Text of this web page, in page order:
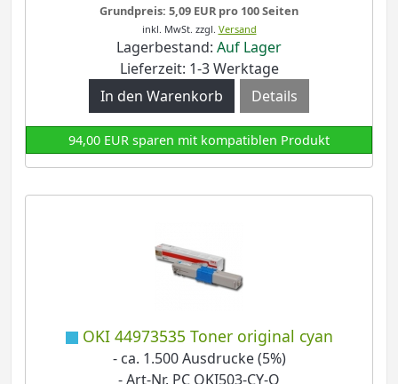
Grundpreis: 5,09 EUR pro 100 Seiten
inkl. MwSt. zzgl. Versand
Lagerbestand: Auf Lager
Lieferzeit: 1-3 Werktage
Details
94,00 EUR sparen mit kompatiblen Produkt
OKI 44973535 Toner original cyan
- ca. 1.500 Ausdrucke (5%)
- Art-Nr. PC OKI503-CY-O